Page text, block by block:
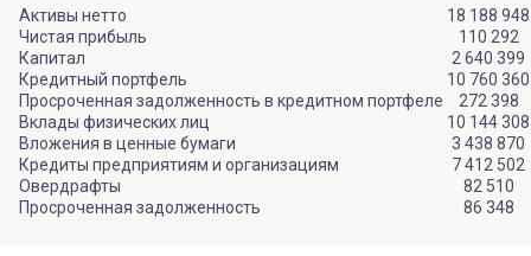
Активы нетто
18 188 948
Чистая прибыль
110 292
Капитал
2 640 399
Кредитный портфель
10 760 360
Просроченная задолженность в кредитном портфеле
272 398
Вклады физических лиц
10 144 308
Вложения в ценные бумаги
3 438 870
Кредиты предприятиям и организациям
7 412 502
Овердрафты
82 510
Просроченная задолженность
86 348